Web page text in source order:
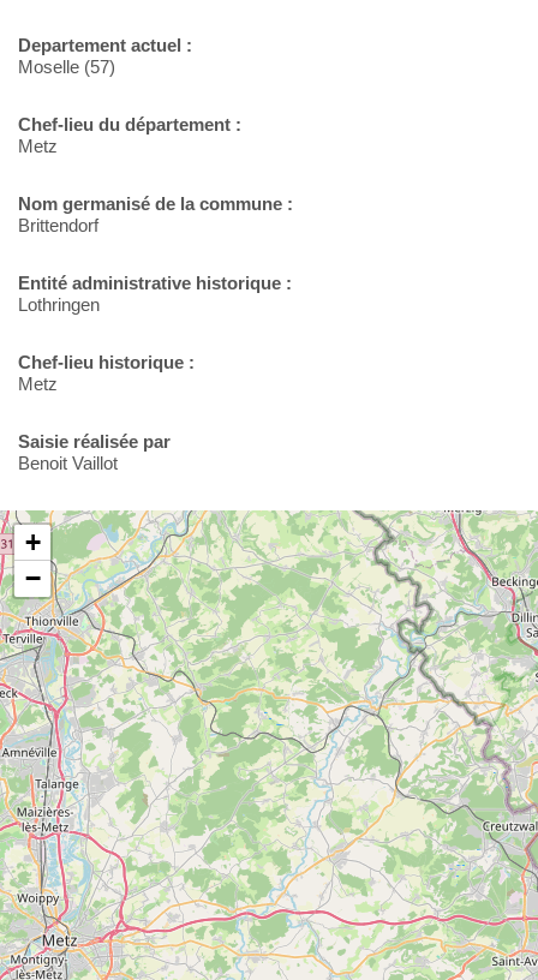
Departement actuel :
Moselle (57)
Chef-lieu du département :
Metz
Nom germanisé de la commune :
Brittendorf
Entité administrative historique :
Lothringen
Chef-lieu historique :
Metz
Saisie réalisée par
Benoit Vaillot
+
−